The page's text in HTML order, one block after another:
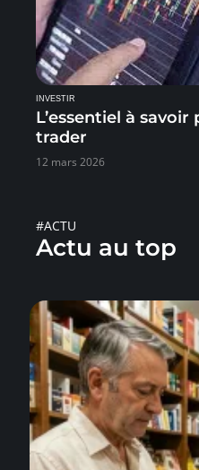
INVESTIR
L’essentiel à
trader
12 mars 2026
#ACTU
Actu au top